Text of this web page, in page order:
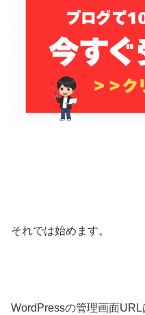
それでは始めます。
WordPressの管理画面